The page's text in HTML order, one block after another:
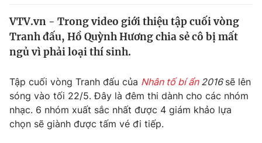
Thế giới
Tin tức
Câu chuyện quốc tế
Kinh tế
Tài chính
Thị trường
Góc doanh nghiệp
Dữ liệu và đời sống
Truyền hình
VTV.vn - Trong video giới thiệu tập cuối vòng
Tranh đấu, Hồ Quỳnh Hương chia sẻ cô bị mất
ngủ vì phải loại thí sinh.
Tập cuối vòng Tranh đấu của Nhân tố bí ẩn2016 sẽ lên
sóng vào tối 22/5. Đây là đêm thi dành cho các nhóm
nhạc. 6 nhóm xuất sắc nhất được 4 giám khảo lựa
chọn sẽ giành được tấm vé đi tiếp.